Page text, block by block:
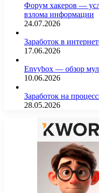
Форум хакеров —
взлома информации
24.07.2026
Заработок в
17.06.2026
Envybox — обзор
10.06.2026
Заработок на
28.05.2026